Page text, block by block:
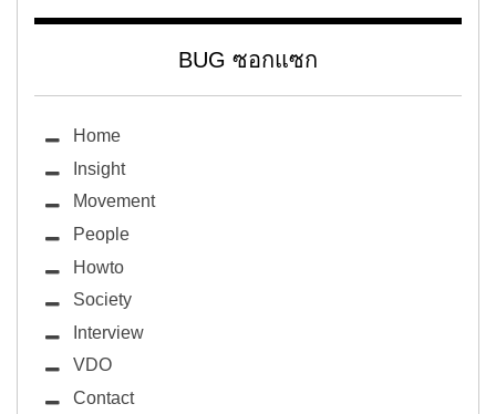
BUG ซอกแซก
Home
Insight
Movement
People
Howto
Society
Interview
VDO
Contact